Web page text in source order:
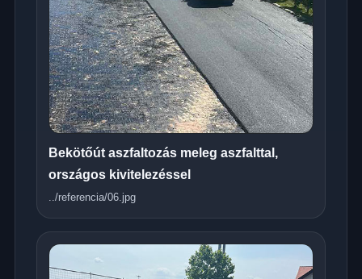
Bekötőút aszfaltozás meleg aszfalttal,
országos kivitelezéssel
../referencia/06.jpg